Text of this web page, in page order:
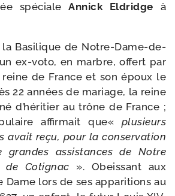
spé­cialeAnnick Eldridge à
la Basilique de Notre-​Dame-​de-​
ex-​voto, en marbre, offert par
reine de France et son époux le
22 années de mariage, la reine
d’hé­ri­tier au trône de France ;
affir­mait que« plu­sieurs
avait reçu, pour la conser­va­tion
assis­tances de Notre
de Cotignac ». Obeissant aux
Dame lors de ses appa­ri­tions au